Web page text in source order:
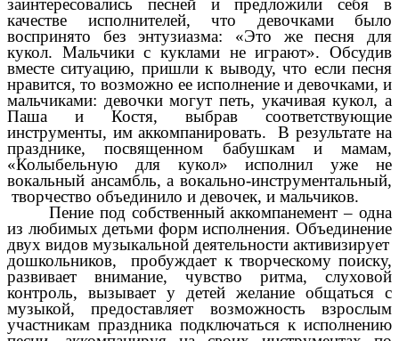
качестве исполнителей, что девочками было
воспринято без энтузиазма: «Это же песня для
кукол. Мальчики с куклами не играют». Обсудив
вместе ситуацию, пришли к выводу, что если песня
нравится, то возможно ее исполнение и девочками, и
мальчиками: девочки могут петь, укачивая кукол, а
Паша и Костя, выбрав соответствующие
инструменты, им аккомпанировать. В результате на
празднике, посвященном бабушкам и мамам,
«Колыбельную для кукол» исполнил уже не
вокальный ансамбль, а вокально-инструментальный,
творчество объединило и девочек, и мальчиков.
Пение под собственный аккомпанемент – одна
из любимых детьми форм исполнения. Объединение
двух видов музыкальной деятельности активизирует
дошкольников, пробуждает к творческому поиску,
развивает внимание, чувство ритма, слуховой
контроль, вызывает у детей желание общаться с
музыкой, предоставляет возможность взрослым
участникам праздника подключаться к исполнению